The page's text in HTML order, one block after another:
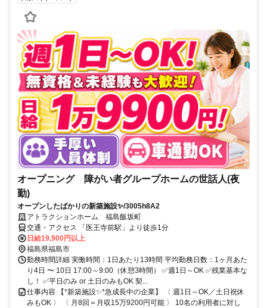
オープニング 障がい者グループホームの世話人(夜
勤)
オープンしたばかりの新築施設✨/3005h8A2
アトラクションホーム 福島飯坂町
交通・アクセス 「医王寺前駅」より徒歩1分
日給19,900円以上
福島県福島市
勤務時間詳細 実働時間：1日あたり13時間 平均勤務日数：1ヶ月あた
り4日 〜 10日 17:00～9:00（休憩3時間） ✅週1日～OK ✅残業基本な
し！ ✅平日のみ or 土日のみもOK 契...
仕事内容 【*新築施設✨*急成長中の企業】 〈 週1日～OK／土日祝休
みもOK 〉 〈 月8回＝月収15万9200円可能 〉 10名の利用者に対し